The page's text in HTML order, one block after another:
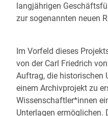
langjährigen
zur sogenannten neuen
Im Vorfeld dieses
von der Carl Friedrich
Auftrag, die historischen
einem Archivprojekt zu
Wissenschaftler*innen
Unterlagen ermöglichen.